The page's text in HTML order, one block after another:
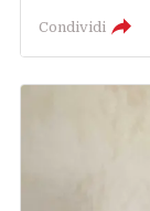
Condividi